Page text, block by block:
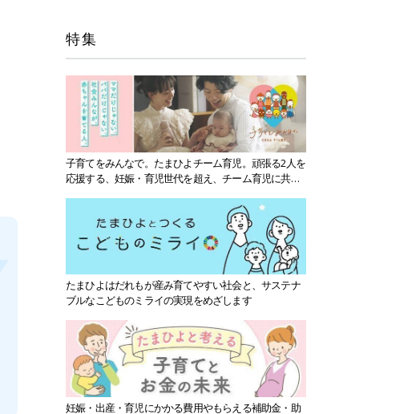
特集
子育てをみんなで。たまひよチーム育児。頑張る2人を
応援する、妊娠・育児世代を超え、チーム育児に共感
たまひよはだれもが産み育てやすい社会と、サステナ
ブルなこどものミライの実現をめざします
妊娠・出産・育児にかかる費用やもらえる補助金・助